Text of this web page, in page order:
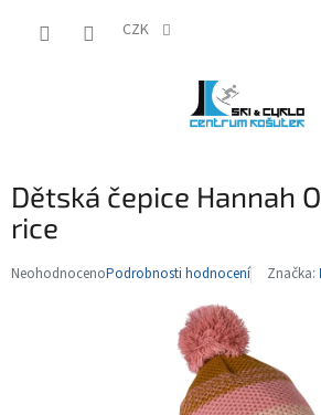
CZK
Dětská čepice Hannah
rice
Průměrné
NeohodnocenoPodrobnosti hodnocení Značka: